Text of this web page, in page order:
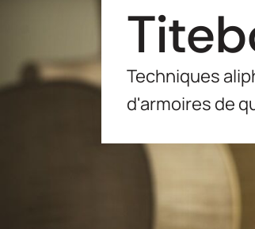
Techniques
d'armoires de